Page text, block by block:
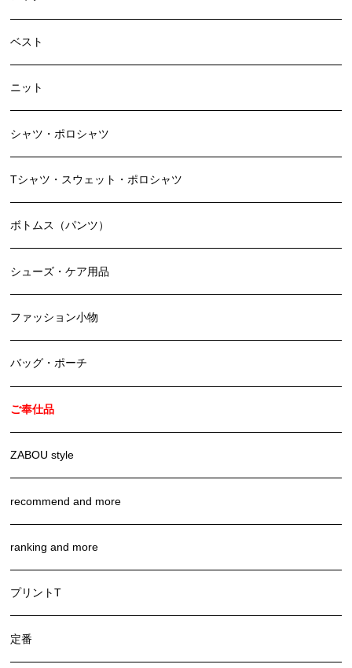
ベスト
ニット
シャツ・ポロシャツ
Tシャツ・スウェット・ポロシャツ
ボトムス（パンツ）
シューズ・ケア用品
ファッション小物
バッグ・ポーチ
ご奉仕品
ZABOU style
recommend and more
ranking and more
プリントT
定番